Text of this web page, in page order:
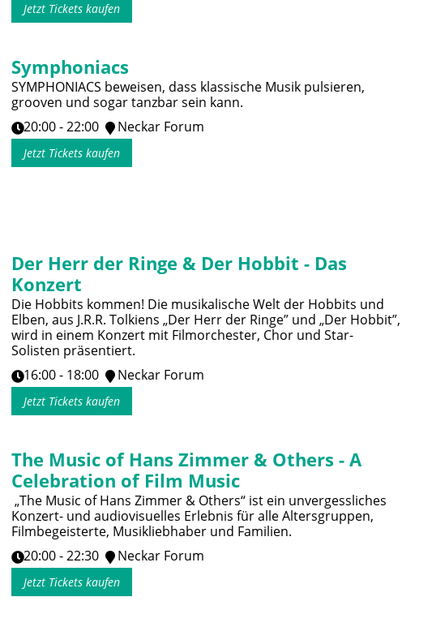
Jetzt Tickets kaufen
Symphoniacs
SYMPHONIACS beweisen, dass klassische Musik pulsieren,
grooven und sogar tanzbar sein kann.
20:00 - 22:00
Neckar Forum
Jetzt Tickets kaufen
Der Herr der Ringe & Der Hobbit - Das
Konzert
Die Hobbits kommen! Die musikalische Welt der Hobbits und
Elben, aus J.R.R. Tolkiens „Der Herr der Ringe” und „Der Hobbit”,
wird in einem Konzert mit Filmorchester, Chor und Star-
Solisten präsentiert.
16:00 - 18:00
Neckar Forum
Jetzt Tickets kaufen
The Music of Hans Zimmer & Others - A
Celebration of Film Music
„The Music of Hans Zimmer & Others“ ist ein unvergessliches
Konzert- und audiovisuelles Erlebnis für alle Altersgruppen,
Filmbegeisterte, Musikliebhaber und Familien.
20:00 - 22:30
Neckar Forum
Jetzt Tickets kaufen